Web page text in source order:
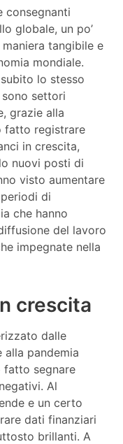
consegnanti
globale, un po’
tangibile e
mondiale.
lo stesso
settori
grazie alla
fatto registrare
in crescita,
nuovi posti di
visto aumentare
di
che hanno
del lavoro
impegnate nella
crescita
dalle
alla pandemia
fatto segnare
Al
e un certo
dati finanziari
brillanti. A